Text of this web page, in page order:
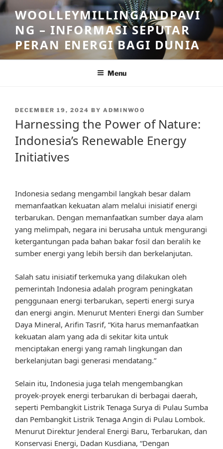
Skip
to
content
WOOLLEYMILLINGANDPAVI
NG – INFORMASI SEPUTAR
PERAN ENERGI BAGI DUNIA
Menu
POSTED
DECEMBER 19, 2024 BY ADMINWOO
Harnessing the Power of Nature:
Indonesia’s Renewable Energy
Initiatives
Indonesia sedang mengambil langkah besar dalam
memanfaatkan kekuatan alam melalui inisiatif energi
terbarukan. Dengan memanfaatkan sumber daya alam
yang melimpah, negara ini berusaha untuk mengurangi
ketergantungan pada bahan bakar fosil dan beralih ke
sumber energi yang lebih bersih dan berkelanjutan.
Salah satu inisiatif terkemuka yang dilakukan oleh
pemerintah Indonesia adalah program peningkatan
penggunaan energi terbarukan, seperti energi surya
dan energi angin. Menurut Menteri Energi dan Sumber
Daya Mineral, Arifin Tasrif, “Kita harus memanfaatkan
kekuatan alam yang ada di sekitar kita untuk
menciptakan energi yang ramah lingkungan dan
berkelanjutan bagi generasi mendatang.”
Selain itu, Indonesia juga telah mengembangkan
proyek-proyek energi terbarukan di berbagai daerah,
seperti Pembangkit Listrik Tenaga Surya di Pulau Sumba
dan Pembangkit Listrik Tenaga Angin di Pulau Lombok.
Menurut Direktur Jenderal Energi Baru, Terbarukan, dan
Konservasi Energi, Dadan Kusdiana, “Dengan